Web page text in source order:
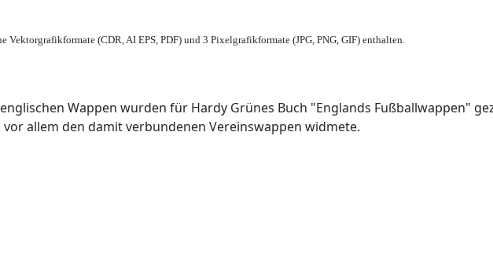
Vektorgrafikformate (CDR, AI EPS, PDF) und 3 Pixelgrafikformate (JPG, PNG, GIF) enthalten.
Wappen wurden für Hardy Grünes Buch "Englands Fußballwappen"
vor allem den damit verbundenen Vereinswappen widmete.